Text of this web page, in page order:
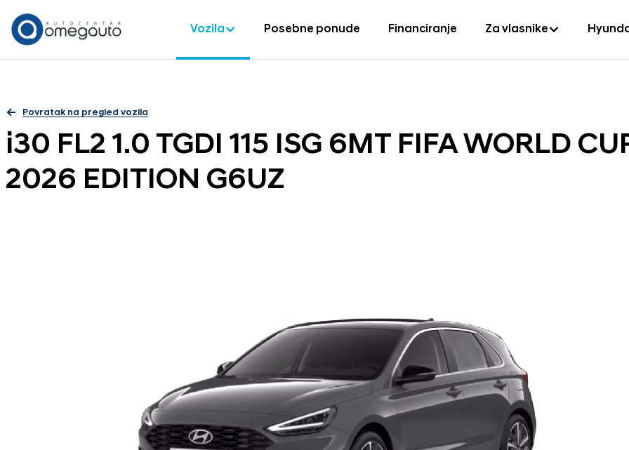
Vozila Posebne ponude Financiranje Za vlasnike
Povratak na pregled vozila
i30 FL2 1.0 TGDI 115 ISG 6MT FIFA WORLD
2026 EDITION G6UZ